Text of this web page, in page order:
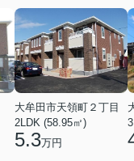
大牟田市天領町２丁目
2LDK (58.95㎡)
5.3万円